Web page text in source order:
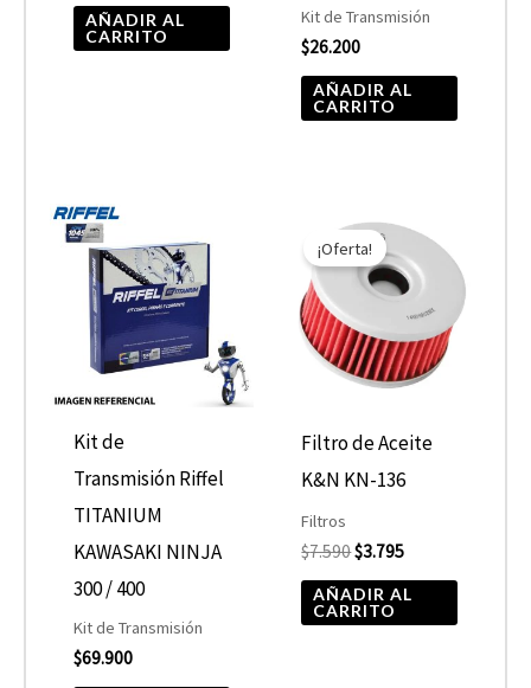
AÑADIR AL
CARRITO
Kit de Transmisión
$26.200
AÑADIR AL
CARRITO
Kit de
Transmisión Riffel
TITANIUM
KAWASAKI NINJA
300 / 400
Kit de Transmisión
$69.900
¡Oferta!
Filtro de Aceite
K&N KN-136
Filtros
$7.590
precio
original
era:
$7.590.
$3.795
precio
actual
es:
$3.795.
AÑADIR AL
CARRITO